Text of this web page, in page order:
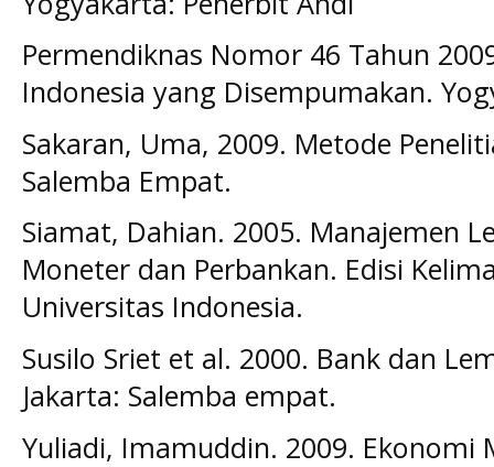
Permendiknas Nomor 46 Tahun
Indonesia yang Disempumakan.
Sakaran, Uma, 2009. Metode
Salemba Empat.
Siamat, Dahian. 2005. Manajemen
Moneter dan Perbankan. Edisi
Universitas Indonesia.
Susilo Sriet et al. 2000. Bank dan
Jakarta: Salemba empat.
Yuliadi, Imamuddin. 2009. Ekonomi